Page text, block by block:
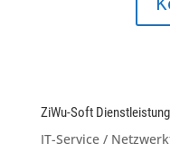
ZiWu-Soft
IT-Service /